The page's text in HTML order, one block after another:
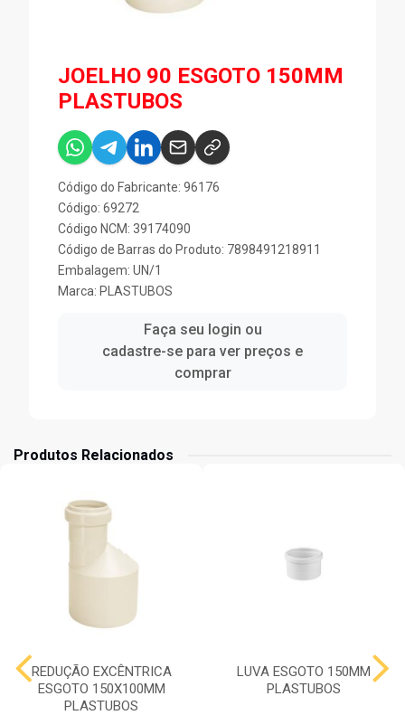
JOELHO 90 ESGOTO 150MM
PLASTUBOS
Código do Fabricante: 96176
Código: 69272
Código NCM: 39174090
Código de Barras do Produto: 7898491218911
Embalagem: UN/1
Marca: PLASTUBOS
Faça seu login ou
cadastre-se para ver preços e
comprar
Produtos Relacionados
REDUÇÃO EXCÊNTRICA
ESGOTO 150X100MM
PLASTUBOS
LUVA ESGOTO 150MM
PLASTUBOS